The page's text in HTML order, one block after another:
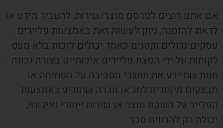
אם אתם רוצים לפרסם מוצר/שירות, להעביר מידע או
לדאוג להזמנה, ניתן לעשות זאת באמצעות פליירים .
עסקים גדולים וקטנים כאחד יכולים לזכות בלא מעט
לקוחות על ידי הפצת פליירים איכותיים בצורה נכונה .
חנות שתיידע את תושבי הסביבה על הפתיחה או
מבצעים מיוחדים לחג או חברה שתודיע באמצעות
הפלייר על השקת מוצר או שירות ייחודי ואיכותי,
יכולה רק להרוויח מכך